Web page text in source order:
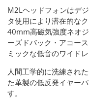
M2Lヘッドフォンはデ
タ使用により潜在的な
40mm高磁気強度ネオ
ーズドバック・アコー
ミックな低音のワイド
人間工学的に洗練され
た革製の低反発イヤー
す。